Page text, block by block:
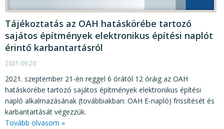
Tájékoztatás az OAH hatáskörébe tartozó
sajátos építmények elektronikus építési naplót
érintő karbantartásról
2021.09.20
2021. szeptember 21-én reggel 6 órától 12 óráig az OAH
hatáskörébe tartozó sajátos építmények elektronikus építési
napló alkalmazásának (továbbiakban: OAH E-napló) frissítését és
karbantartását végezzük.
Tovább olvasom »